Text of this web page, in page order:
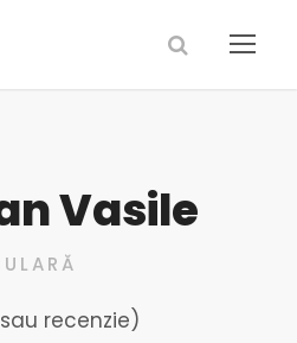
Vasile
recenzie)